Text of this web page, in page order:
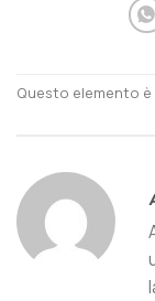
Questo elemento